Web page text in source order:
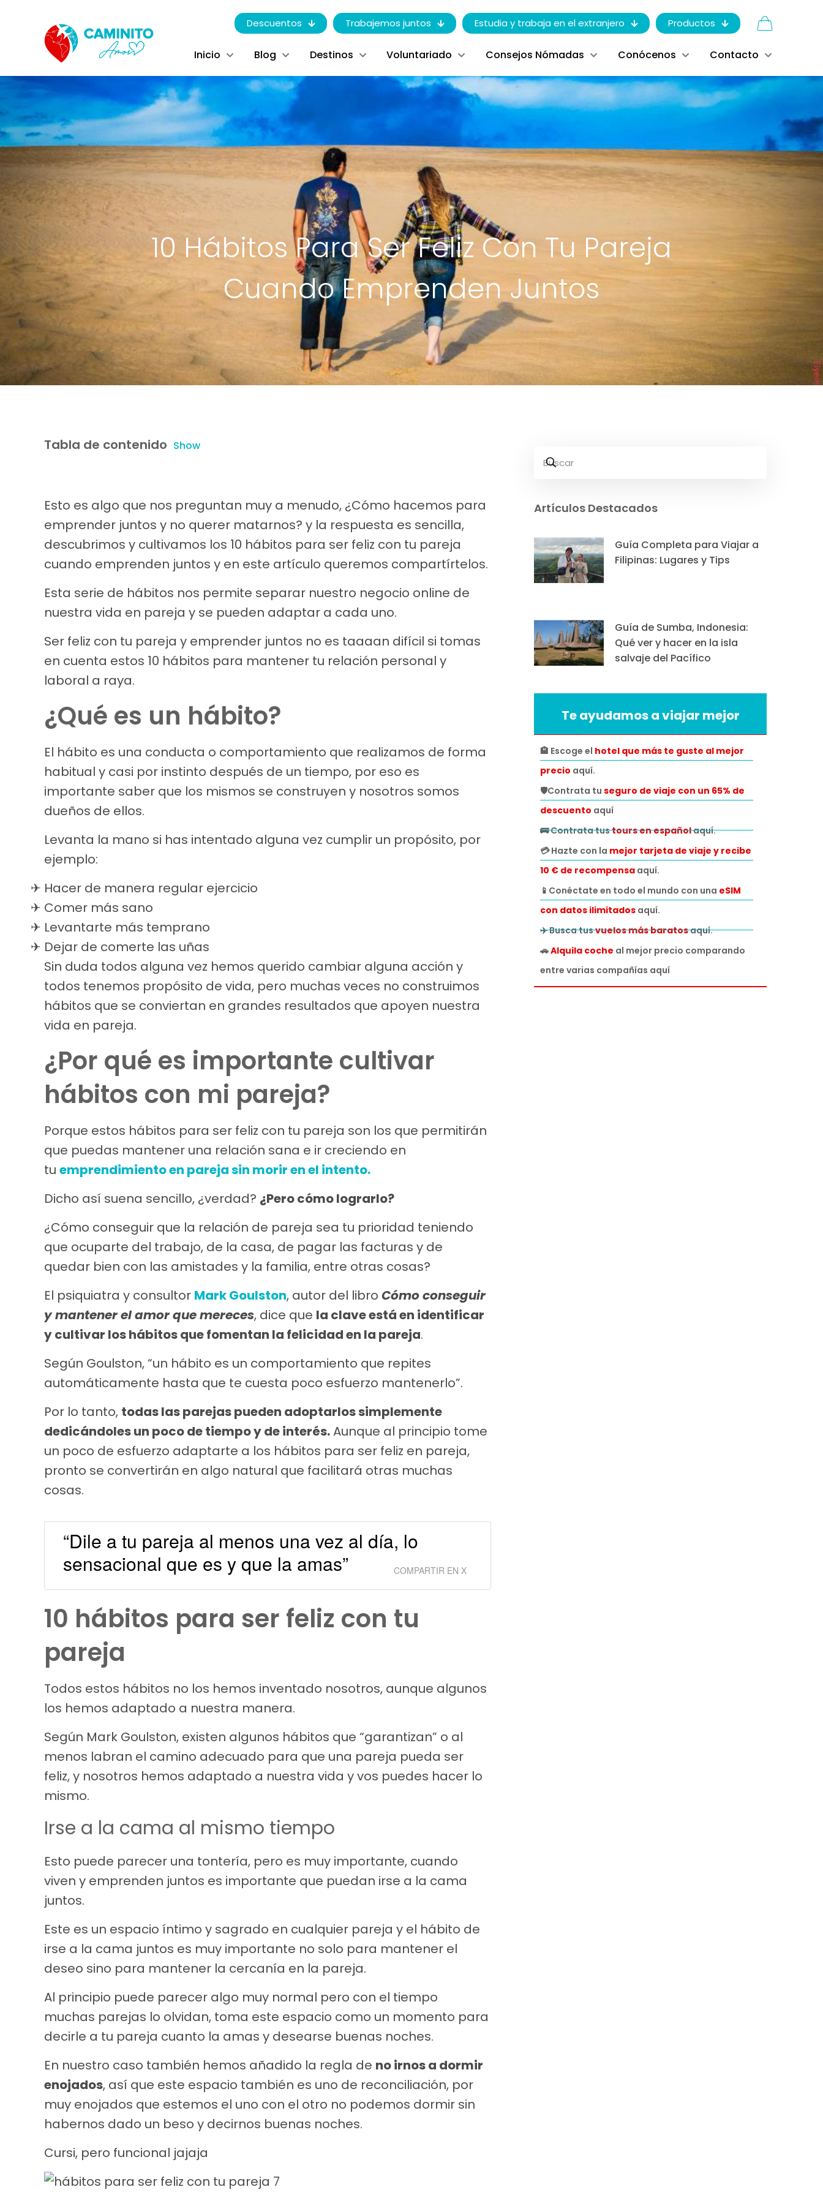
Descuentos Trabajemos juntos Estudia y trabaja en el extranjero Productos
Inicio Blog Destinos Voluntariado Consejos Nómadas Conócenos Contacto
10 Hábitos Para Ser Feliz Con Tu Pareja
Cuando Emprenden Juntos
Tabla de contenido Show
Esto es algo que nos preguntan muy a menudo, ¿Cómo hacemos para
emprender juntos y no querer matarnos? y la respuesta es sencilla,
descubrimos y cultivamos los 10 hábitos para ser feliz con tu pareja
cuando emprenden juntos y en este artículo queremos compartírtelos.
Esta serie de hábitos nos permite separar nuestro negocio online de
nuestra vida en pareja y se pueden adaptar a cada uno.
Ser feliz con tu pareja y emprender juntos no es taaaan difícil si tomas
en cuenta estos 10 hábitos para mantener tu relación personal y
laboral a raya.
¿Qué es un hábito?
El hábito es una conducta o comportamiento que realizamos de forma
habitual y casi por instinto después de un tiempo, por eso es
importante saber que los mismos se construyen y nosotros somos
dueños de ellos.
Levanta la mano si has intentado alguna vez cumplir un propósito, por
ejemplo:
Hacer de manera regular ejercicio
Comer más sano
Levantarte más temprano
Dejar de comerte las uñas
Sin duda todos alguna vez hemos querido cambiar alguna acción y
todos tenemos propósito de vida, pero muchas veces no construimos
hábitos que se conviertan en grandes resultados que apoyen nuestra
vida en pareja.
¿Por qué es importante cultivar
hábitos con mi pareja?
Porque estos hábitos para ser feliz con tu pareja son los que permitirán
que puedas mantener una relación sana e ir creciendo en
tu emprendimiento en pareja sin morir en el intento.
Dicho así suena sencillo, ¿verdad? ¿Pero cómo lograrlo?
¿Cómo conseguir que la relación de pareja sea tu prioridad teniendo
que ocuparte del trabajo, de la casa, de pagar las facturas y de
quedar bien con las amistades y la familia, entre otras cosas?
El psiquiatra y consultor Mark Goulston, autor del libro Cómo conseguir
y mantener el amor que mereces, dice que la clave está en identificar
y cultivar los hábitos que fomentan la felicidad en la pareja.
Según Goulston, “un hábito es un comportamiento que repites
automáticamente hasta que te cuesta poco esfuerzo mantenerlo”.
Por lo tanto, todas las parejas pueden adoptarlos simplemente
dedicándoles un poco de tiempo y de interés.Aunque al principio tome
un poco de esfuerzo adaptarte a los hábitos para ser feliz en pareja,
pronto se convertirán en algo natural que facilitará otras muchas
cosas.
“Dile a tu pareja al menos una vez al día, lo
sensacional que es y que la amas”
COMPARTIR EN X
10 hábitos para ser feliz con tu
pareja
Todos estos hábitos no los hemos inventado nosotros, aunque algunos
los hemos adaptado a nuestra manera.
Según Mark Goulston, existen algunos hábitos que “garantizan” o al
menos labran el camino adecuado para que una pareja pueda ser
feliz, y nosotros hemos adaptado a nuestra vida y vos puedes hacer lo
mismo.
Irse a la cama al mismo tiempo
Esto puede parecer una tontería, pero es muy importante, cuando
viven y emprenden juntos es importante que puedan irse a la cama
juntos.
Este es un espacio íntimo y sagrado en cualquier pareja y el hábito de
irse a la cama juntos es muy importante no solo para mantener el
deseo sino para mantener la cercanía en la pareja.
Al principio puede parecer algo muy normal pero con el tiempo
muchas parejas lo olvidan, toma este espacio como un momento para
decirle a tu pareja cuanto la amas y desearse buenas noches.
En nuestro caso también hemos añadido la regla de no irnos a dormir
enojados, así que este espacio también es uno de reconciliación, por
muy enojados que estemos el uno con el otro no podemos dormir sin
habernos dado un beso y decirnos buenas noches.
Cursi, pero funcional jajaja
Artículos Destacados
Guía Completa para Viajar a
Filipinas: Lugares y Tips
Guía de Sumba, Indonesia:
Qué ver y hacer en la isla
salvaje del Pacífico
Te ayudamos a viajar mejor
🏨 Escoge el hotel que más te guste al mejor
precio aquí.
🛡️Contrata tu seguro de viaje con un 65% de
descuento aquí
🚌 Contrata tustours en españolaquí.
💳 Hazte con la mejor tarjeta de viaje y recibe
10 € de recompensa aquí.
📱Conéctate en todo el mundo con una eSIM
con datos ilimitados aquí.
✈️ Busca tusvuelos más baratosaquí.
🚗Alquila coche al mejor precio comparando
entre varias compañías aquí